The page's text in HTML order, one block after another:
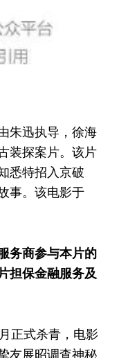
朱迅执导，徐海
装探案片。该片
悉特招入京破
事。该电影于
务商参与本片的
担保金融服务及
正式杀青，电影
友展昭调查神秘